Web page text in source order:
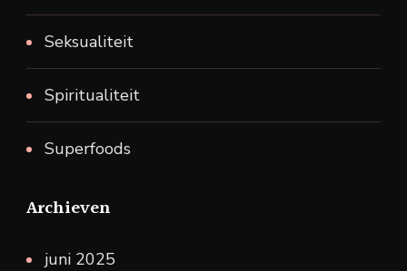
Seksualiteit
Spiritualiteit
Superfoods
Archieven
juni 2025